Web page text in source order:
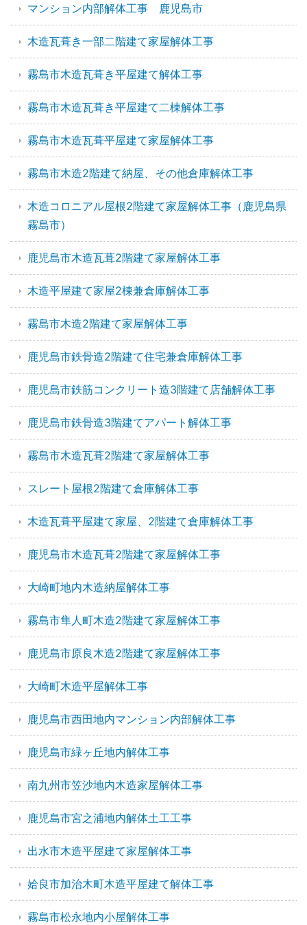
マンション内部解体工事 鹿児島市
木造瓦葺き一部二階建て家屋解体工事
霧島市木造瓦葺き平屋建て解体工事
霧島市木造瓦葺き平屋建て二棟解体工事
霧島市木造瓦葺平屋建て家屋解体工事
霧島市木造2階建て納屋、その他倉庫解体工事
木造コロニアル屋根2階建て家屋解体工事（鹿児島県
霧島市）
鹿児島市木造瓦葺2階建て家屋解体工事
木造平屋建て家屋2棟兼倉庫解体工事
霧島市木造2階建て家屋解体工事
鹿児島市鉄骨造2階建て住宅兼倉庫解体工事
鹿児島市鉄筋コンクリート造3階建て店舗解体工事
鹿児島市鉄骨造3階建てアパート解体工事
霧島市木造瓦葺2階建て家屋解体工事
スレート屋根2階建て倉庫解体工事
木造瓦葺平屋建て家屋、2階建て倉庫解体工事
鹿児島市木造瓦葺2階建て家屋解体工事
大崎町地内木造納屋解体工事
霧島市隼人町木造2階建て家屋解体工事
鹿児島市原良木造2階建て家屋解体工事
大崎町木造平屋解体工事
鹿児島市西田地内マンション内部解体工事
鹿児島市緑ヶ丘地内解体工事
南九州市笠沙地内木造家屋解体工事
鹿児島市宮之浦地内解体土工工事
出水市木造平屋建て家屋解体工事
姶良市加治木町木造平屋建て解体工事
霧島市松永地内小屋解体工事